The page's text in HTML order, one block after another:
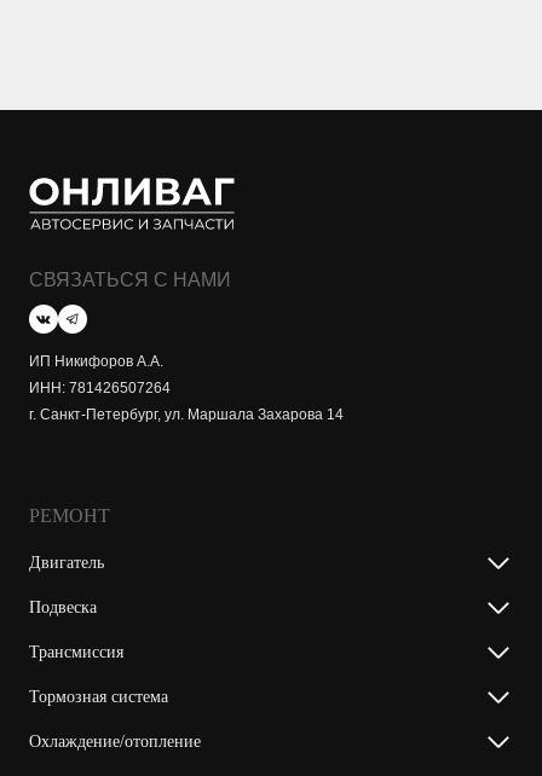
СВЯЗАТЬСЯ С НАМИ
ИП Никифоров А.А.
ИНН: 781426507264
г. Санкт-Петербург, ул. Маршала Захарова 14
РЕМОНТ
Двигатель
Подвеска
Трансмиссия
Тормозная система
Охлаждение/отопление